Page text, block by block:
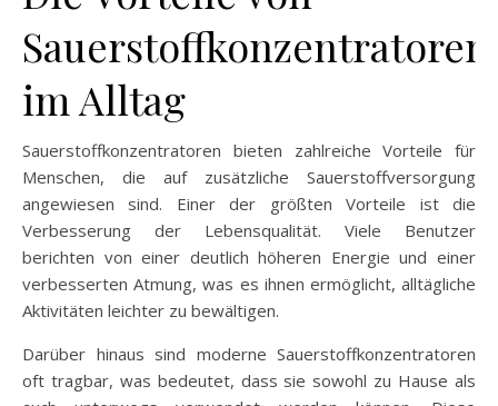
Sauerstoffkonzentratoren
im Alltag
Sauerstoffkonzentratoren bieten zahlreiche Vorteile für
Menschen, die auf zusätzliche Sauerstoffversorgung
angewiesen sind. Einer der größten Vorteile ist die
Verbesserung der Lebensqualität. Viele Benutzer
berichten von einer deutlich höheren Energie und einer
verbesserten Atmung, was es ihnen ermöglicht, alltägliche
Aktivitäten leichter zu bewältigen.
Darüber hinaus sind moderne Sauerstoffkonzentratoren
oft tragbar, was bedeutet, dass sie sowohl zu Hause als